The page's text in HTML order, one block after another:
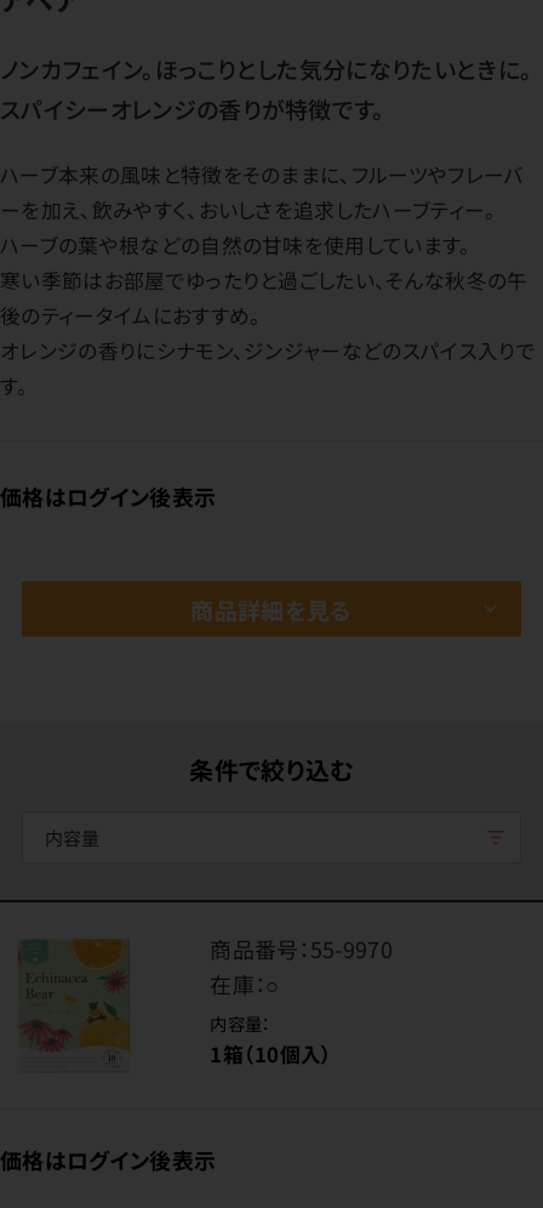
ノンカフェイン。ほっこりとした気分になりたいときに。
スパイシーオレンジの香りが特徴です。
ハーブ本来の風味と特徴をそのままに、フルーツやフレーバ
ーを加え、飲みやすく、おいしさを追求したハーブティー。
ハーブの葉や根などの自然の甘味を使用しています。
寒い季節はお部屋でゆったりと過ごしたい、そんな秋冬の午
後のティータイムにおすすめ。
オレンジの香りにシナモン、ジンジャーなどのスパイス入りで
す。
価格はログイン後表示
商品詳細を見る
条件で絞り込む
内容量
商品番号：55-9970
在庫：○
内容量：
1箱（10個入）
価格はログイン後表示